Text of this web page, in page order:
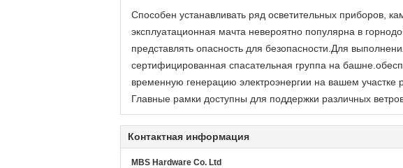
Способен устанавливать ряд осветительных приборов,
эксплуатационная мачта невероятно популярна в
представлять опасность для безопасности.Для
сертифицированная спасательная группа на
временную генерацию электроэнергии на вашем участке
Главные рамки доступны для поддержки различных
Контактная информация
MBS Hardware Co. Ltd